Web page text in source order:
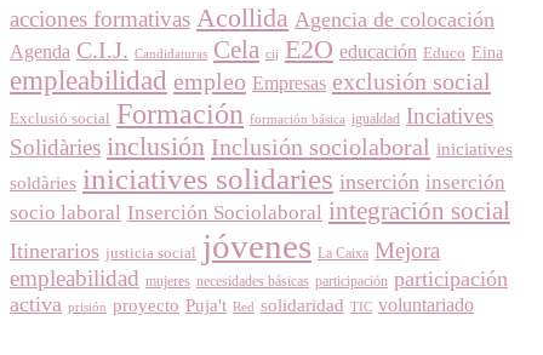
acciones formativas Acollida Agencia de colocación
Agenda C.I.J. Candidaturas Cela cij E2O educación Educo Eina
empleabilidad empleo Empresas exclusión social
Exclusió social Formación formación básica igualdad Inciatives
Solidàries inclusión Inclusión sociolaboral iniciatives
soldàries iniciatives solidaries inserción inserción
socio laboral Inserción Sociolaboral integración social
Itinerarios justicia social jóvenes La Caixa Mejora
empleabilidad mujeres necesidades básicas participación participación
activa prisión proyecto Puja't Red solidaridad TIC voluntariado